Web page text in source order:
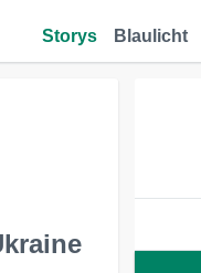
Storys Blaulicht